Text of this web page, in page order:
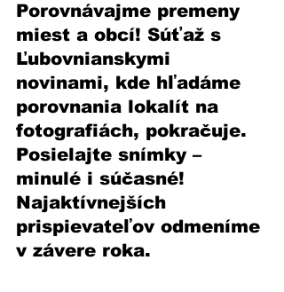
Porovnávajme premeny
miest a obcí! Súťaž s
Ľubovnianskymi
novinami, kde hľadáme
porovnania lokalít na
fotografiách, pokračuje.
Posielajte snímky –
minulé i súčasné!
Najaktívnejších
prispievateľov odmeníme
v závere roka.